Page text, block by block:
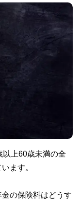
以上60歳未満の全
ます。
の保険料はどうす